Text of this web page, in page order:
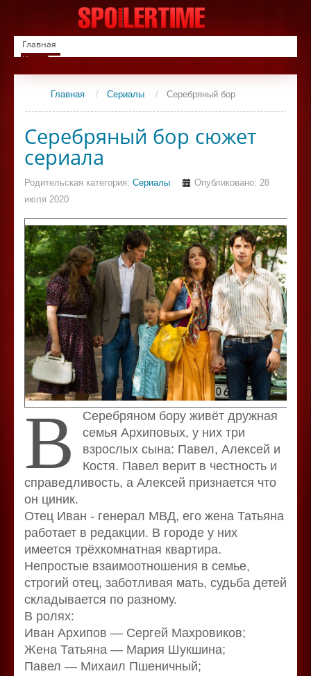
Главная
Новинки
Список фильмов
СериалыГлавная / Сериалы / Серебряный бор
Серебряный бор сюжет
сериала
Родительская категория: Сериалы
Опубликовано: 28
июля 2020
В
Серебряном бору живёт дружная
семья Архиповых, у них три
взрослых сына: Павел, Алексей и
Костя. Павел верит в честность и
справедливость, а Алексей признается что
он циник.
Отец Иван - генерал МВД, его жена Татьяна
работает в редакции. В городе у них
имеется трёхкомнатная квартира.
Непростые взаимоотношения в семье,
строгий отец, заботливая мать, судьба детей
складывается по разному.
В ролях:
Иван Архипов — Сергей Махровиков;
Жена Татьяна — Мария Шукшина;
Павел — Михаил Пшеничный;